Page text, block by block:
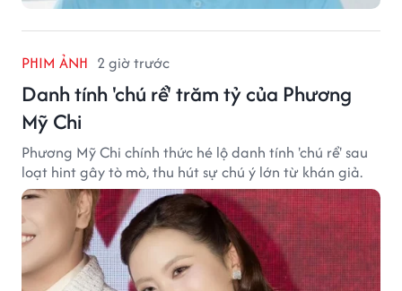
PHIM ẢNH 2 giờ trước
Danh tính 'chú rể' trăm tỷ của Phương
Mỹ Chi
Phương Mỹ Chi chính thức hé lộ danh tính 'chú rể' sau
loạt hint gây tò mò, thu hút sự chú ý lớn từ khán giả.